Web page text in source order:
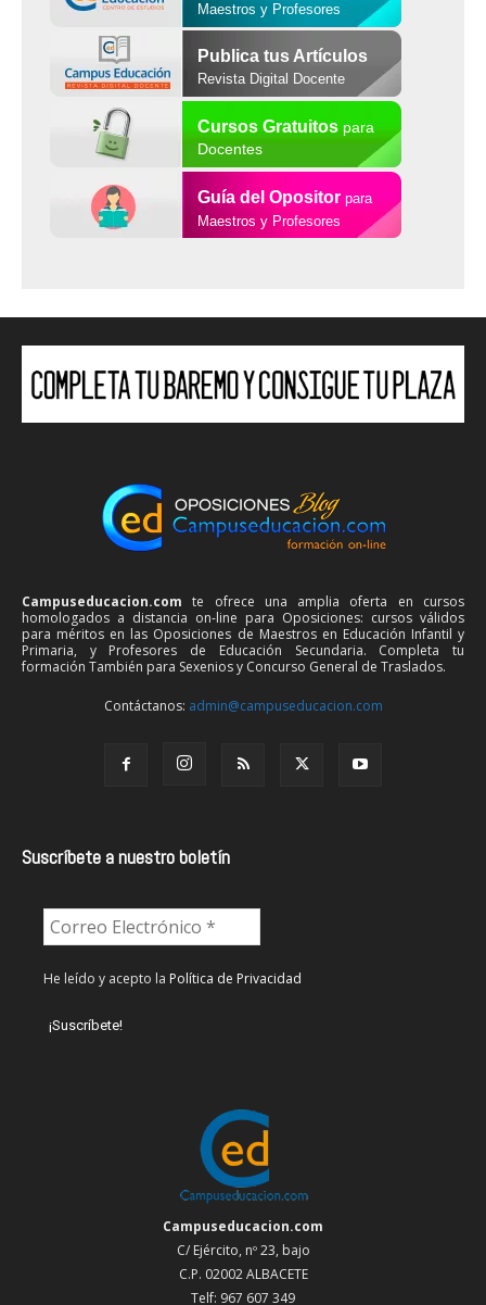
Maestros y Profesores
Publica tus Artículos
Revista Digital Docente
Cursos Gratuitospara
Docentes
Guía del Opositor para
Maestros y Profesores
Campuseducacion.com te ofrece una amplia oferta en cursos
homologados a distancia on-line para Oposiciones: cursos válidos
para méritos en las Oposiciones de Maestros en Educación Infantil y
Primaria, y Profesores de Educación Secundaria. Completa tu
formación También para Sexenios y Concurso General de Traslados.
Contáctanos: admin@campuseducacion.com
Suscríbete a nuestro boletín
He leído y acepto la Política de Privacidad
Campuseducacion.com
C/ Ejército, nº 23, bajo
C.P. 02002 ALBACETE
Telf: 967 607 349